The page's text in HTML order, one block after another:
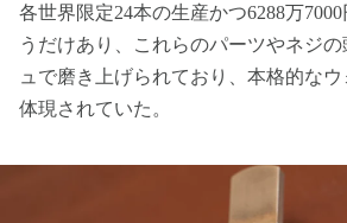
各世界限定24本の生産かつ6288万
うだけあり、これらのパーツやネジ
ュで磨き上げられており、本格的な
体現されていた。